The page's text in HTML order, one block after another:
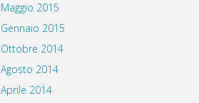
Maggio 2015
Gennaio 2015
Ottobre 2014
Agosto 2014
Aprile 2014